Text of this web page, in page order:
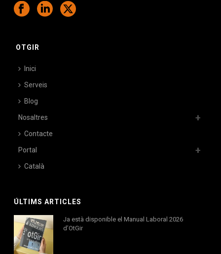
OTGIR
Inici
Serveis
Blog
Nosaltres
Contacte
Portal
Català
ÚLTIMS ARTICLES
Ja està disponible el Manual Laboral 2026
d’OtGir